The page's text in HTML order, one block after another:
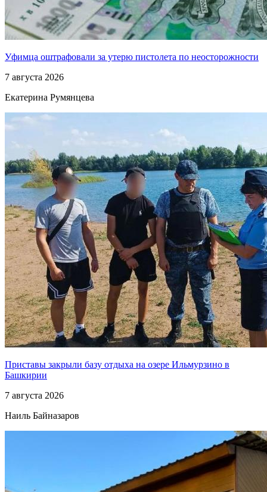
Уфимца оштрафовали за утерю пистолета по неосторожности
7 августа 2026
Екатерина Румянцева
Приставы закрыли базу отдыха на озере Ильмурзино в
Башкирии
7 августа 2026
Наиль Байназаров